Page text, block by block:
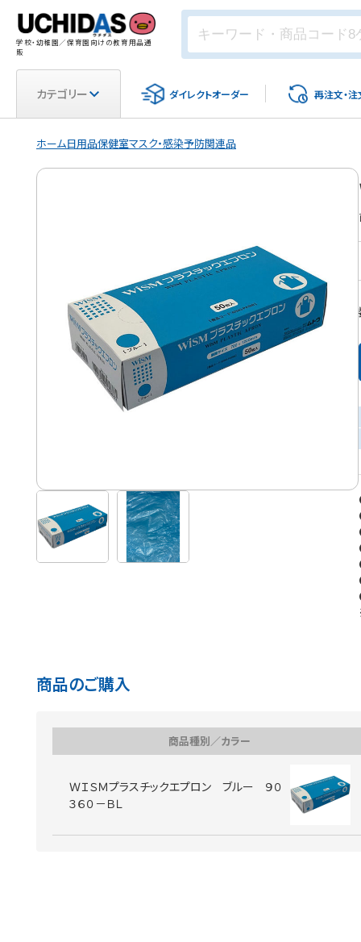
学校・幼稚園／保育園向けの教育用品通
販
カテゴリー ダイレクトオーダー 再注文・注
ホーム日用品保健室マスク・感染予防関連品
商品のご購入
商品種別／カラー
ＷＩＳＭプラスチックエプロン ブルー ９０
３６０－ＢＬ